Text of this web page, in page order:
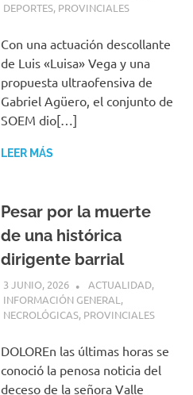
DEPORTES, PROVINCIALES
Con una actuación descollante
de Luis «Luisa» Vega y una
propuesta ultraofensiva de
Gabriel Agüero, el conjunto de
SOEM dio[…]
LEER MÁS
Pesar por la muerte
de una histórica
dirigente barrial
3 JUNIO, 2026 H P
ACTUALIDAD,
INFORMACIÓN GENERAL ,
NECROLÓGICAS, PROVINCIALES
DOLOREn las últimas horas se
conoció la penosa noticia del
deceso de la señora Valle